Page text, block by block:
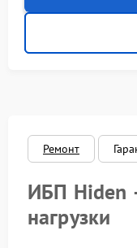
Ремонт
ИБП Hiden
нагрузки